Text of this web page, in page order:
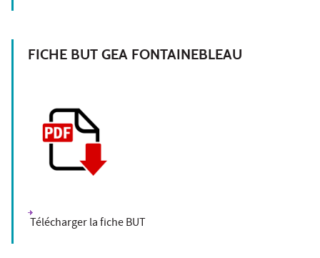
FICHE BUT GEA FONTAINEBLEAU
Télécharger la fiche BUT